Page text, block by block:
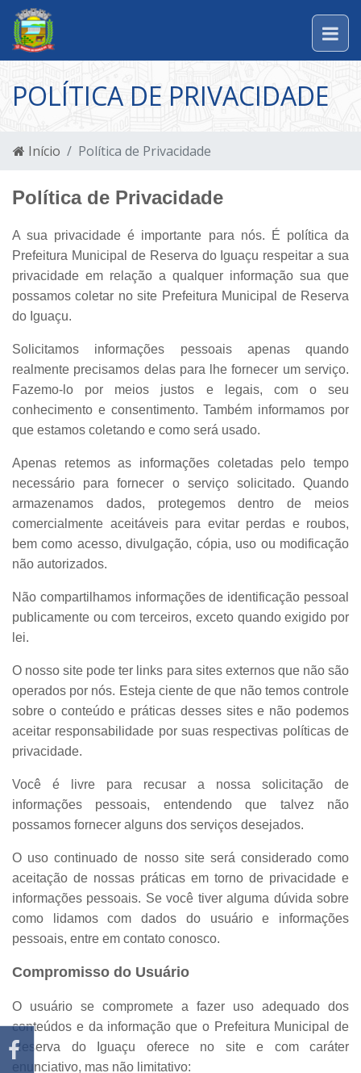
POLÍTICA DE PRIVACIDADE
Início Política de Privacidade
Política de Privacidade
A sua privacidade é importante para nós. É política da
Prefeitura Municipal de Reserva do Iguaçu respeitar a sua
privacidade em relação a qualquer informação sua que
possamos coletar no site Prefeitura Municipal de Reserva
do Iguaçu.
Solicitamos informações pessoais apenas quando
realmente precisamos delas para lhe fornecer um serviço.
Fazemo-lo por meios justos e legais, com o seu
conhecimento e consentimento. Também informamos por
que estamos coletando e como será usado.
Apenas retemos as informações coletadas pelo tempo
necessário para fornecer o serviço solicitado. Quando
armazenamos dados, protegemos dentro de meios
comercialmente aceitáveis ​​para evitar perdas e roubos,
bem como acesso, divulgação, cópia, uso ou modificação
não autorizados.
Não compartilhamos informações de identificação pessoal
publicamente ou com terceiros, exceto quando exigido por
lei.
O nosso site pode ter links para sites externos que não são
operados por nós. Esteja ciente de que não temos controle
sobre o conteúdo e práticas desses sites e não podemos
aceitar responsabilidade por suas respectivas políticas de
privacidade.
Você é livre para recusar a nossa solicitação de
informações pessoais, entendendo que talvez não
possamos fornecer alguns dos serviços desejados.
O uso continuado de nosso site será considerado como
aceitação de nossas práticas em torno de privacidade e
informações pessoais. Se você tiver alguma dúvida sobre
como lidamos com dados do usuário e informações
pessoais, entre em contato conosco.
Compromisso do Usuário
O usuário se compromete a fazer uso adequado dos
conteúdos e da informação que o Prefeitura Municipal de
Reserva do Iguaçu oferece no site e com caráter
enunciativo, mas não limitativo: